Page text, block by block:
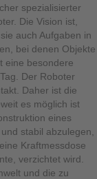
spezialisierter
Die Vision ist,
auch Aufgaben in
bei denen Objekte
eine besondere
Der Roboter
Daher ist die
es möglich ist
eines
stabil abzulegen,
Kraftmessdose
verzichtet wird.
und die zu